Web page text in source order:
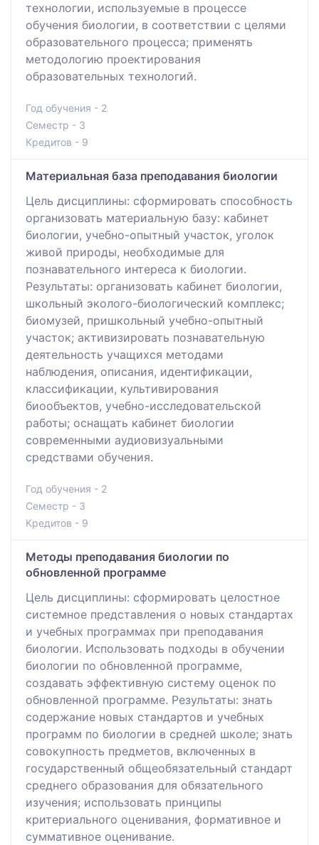
технологии, используемые в процессе
обучения биологии, в соответствии с целями
образовательного процесса; применять
методологию проектирования
образовательных технологий.
Год обучения - 2
Семестр - 3
Кредитов - 9
Материальная база преподавания биологии
Цель дисциплины: сформировать способность
организовать материальную базу: кабинет
биологии, учебно-опытный участок, уголок
живой природы, необходимые для
познавательного интереса к биологии.
Результаты: организовать кабинет биологии,
школьный эколого-биологический комплекс;
биомузей, пришкольный учебно-опытный
участок; активизировать познавательную
деятельность учащихся методами
наблюдения, описания, идентификации,
классификации, культивирования
биообъектов, учебно-исследовательской
работы; оснащать кабинет биологии
современными аудиовизуальными
средствами обучения.
Год обучения - 2
Семестр - 3
Кредитов - 9
Методы преподавания биологии по
обновленной программе
Цель дисциплины: сформировать целостное
системное представления о новых стандартах
и учебных программах при преподавания
биологии. Использовать подходы в обучении
биологии по обновленной программе,
создавать эффективную систему оценок по
обновленной программе. Результаты: знать
содержание новых стандартов и учебных
программ по биологии в средней школе; знать
совокупность предметов, включенных в
государственный общеобязательный стандарт
среднего образования для обязательного
изучения; использовать принципы
критериального оценивания, формативное и
суммативное оценивание.